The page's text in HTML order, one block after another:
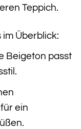
Teppich.
im Überblick:
Beigeton passt
ein